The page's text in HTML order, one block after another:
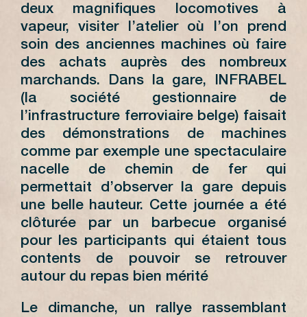
deux magnifiques locomotives à
vapeur, visiter l’atelier où l’on prend
soin des anciennes machines où faire
des achats auprès des nombreux
marchands. Dans la gare, INFRABEL
(la société gestionnaire de
l’infrastructure ferroviaire belge) faisait
des démonstrations de machines
comme par exemple une spectaculaire
nacelle de chemin de fer qui
permettait d’observer la gare depuis
une belle hauteur. Cette journée a été
clôturée par un barbecue organisé
pour les participants qui étaient tous
contents de pouvoir se retrouver
autour du repas bien mérité
Le dimanche, un rallye rassemblant